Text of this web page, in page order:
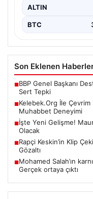
ALTIN
BTC
Son Eklenen
■BBP Genel Başkanı
Sert Tepki
■Kelebek.Org İle
Muhabbet Deneyimi
■İşte Yeni Gelişme!
Olacak
■Rapçi Keskin’in Klip
Gözaltı
■Mohamed Salah’ın
Gerçek ortaya çıktı